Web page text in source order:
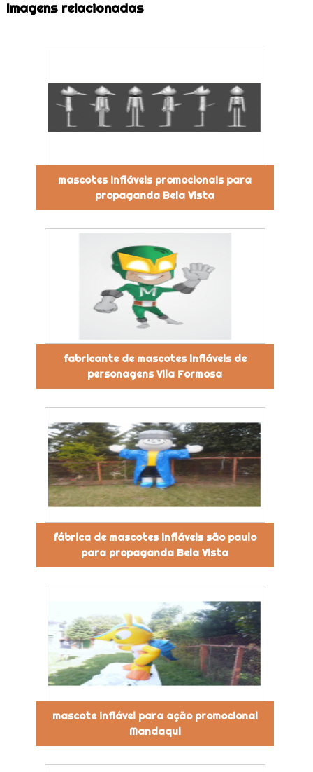
Imagens relacionadas
mascotes infláveis promocionais para
propaganda Bela Vista
fabricante de mascotes infláveis de
personagens Vila Formosa
fábrica de mascotes infláveis são paulo
para propaganda Bela Vista
mascote inflável para ação promocional
Mandaqui